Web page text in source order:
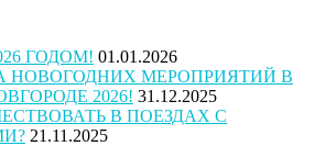
ГОДОМ! 01.01.2026
НОВОГОДНИХ МЕРОПРИЯТИЙ В
2026! 31.12.2025
В ПОЕЗДАХ С
21.11.2025